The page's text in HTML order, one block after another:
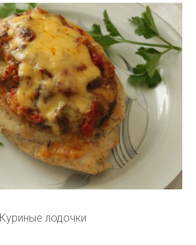
Куриные лодочки